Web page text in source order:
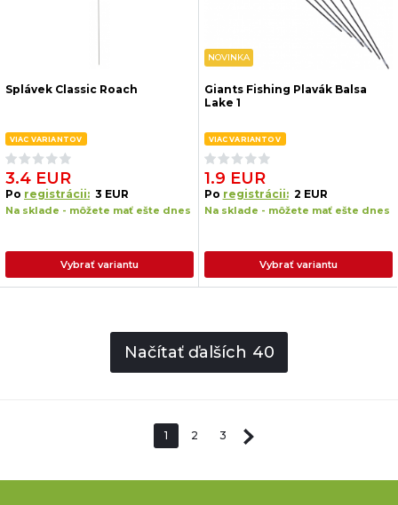
Splávek Classic Roach
VIAC VARIANTOV
3.4 EUR
Po registrácii: 3 EUR
Na sklade - môžete mať ešte dnes
Vybrať variantu
NOVINKA
Giants Fishing Plavák Balsa
Lake 1
VIAC VARIANTOV
1.9 EUR
Po registrácii: 2 EUR
Na sklade - môžete mať ešte dnes
Vybrať variantu
Načítať ďalších 40
1 2 3